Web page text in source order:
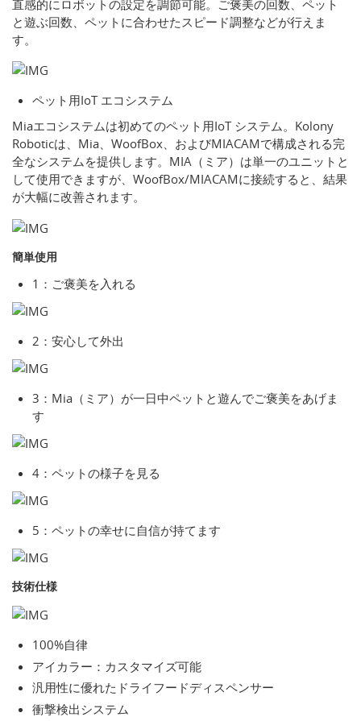
直感的にロボットの設定を調節可能。ご褒美の回数、ペット
と遊ぶ回数、ペットに合わせたスピード調整などが行えま
す。
ペット用IoT エコシステム
Miaエコシステムは初めてのペット用IoT システム。Kolony
Roboticは、Mia、WoofBox、およびMIACAMで構成される完
全なシステムを提供します。MIA（ミア）は単一のユニットと
して使用できますが、WoofBox/MIACAMに接続すると、結果
が大幅に改善されます。
簡単使用
1：ご褒美を入れる
2：安心して外出
3：Mia（ミア）が一日中ペットと遊んでご褒美をあげま
す
4：ペットの様子を見る
5：ペットの幸せに自信が持てます
技術仕様
100%自律
アイカラー：カスタマイズ可能
汎用性に優れたドライフードディスペンサー
衝撃検出システム